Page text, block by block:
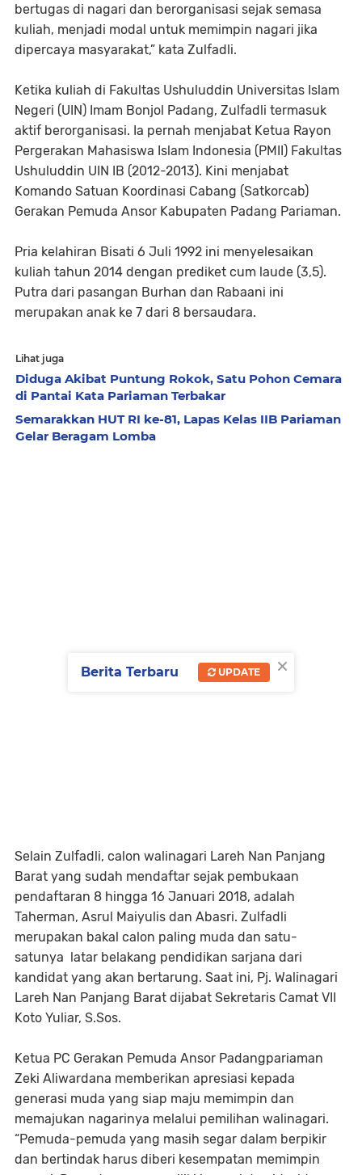
bertugas di nagari dan berorganisasi sejak semasa
kuliah, menjadi modal untuk memimpin nagari jika
dipercaya masyarakat,” kata Zulfadli.
Ketika kuliah di Fakultas Ushuluddin Universitas Islam
Negeri (UIN) Imam Bonjol Padang, Zulfadli termasuk
aktif berorganisasi. Ia pernah menjabat Ketua Rayon
Pergerakan Mahasiswa Islam Indonesia (PMII) Fakultas
Ushuluddin UIN IB (2012-2013). Kini menjabat
Komando Satuan Koordinasi Cabang (Satkorcab)
Gerakan Pemuda Ansor Kabupaten Padang Pariaman.
Pria kelahiran Bisati 6 Juli 1992 ini menyelesaikan
kuliah tahun 2014 dengan prediket cum laude (3,5).
Putra dari pasangan Burhan dan Rabaani ini
merupakan anak ke 7 dari 8 bersaudara.
Lihat juga
Diduga Akibat Puntung Rokok, Satu Pohon Cemara
di Pantai Kata Pariaman Terbakar
Semarakkan HUT RI ke-81, Lapas Kelas IIB Pariaman
Gelar Beragam Lomba
Selain Zulfadli, calon walinagari Lareh Nan Panjang
Barat yang sudah mendaftar sejak pembukaan
pendaftaran 8 hingga 16 Januari 2018, adalah
Taherman, Asrul Maiyulis dan Abasri. Zulfadli
merupakan bakal calon paling muda dan satu-
satunya latar belakang pendidikan sarjana dari
kandidat yang akan bertarung. Saat ini, Pj. Walinagari
Lareh Nan Panjang Barat dijabat Sekretaris Camat VII
Koto Yuliar, S.Sos.
Ketua PC Gerakan Pemuda Ansor Padangpariaman
Zeki Aliwardana memberikan apresiasi kepada
generasi muda yang siap maju memimpin dan
memajukan nagarinya melalui pemilihan walinagari.
“Pemuda-pemuda yang masih segar dalam berpikir
dan bertindak harus diberi kesempatan memimpin
×
Berita Terbaru UPDATE